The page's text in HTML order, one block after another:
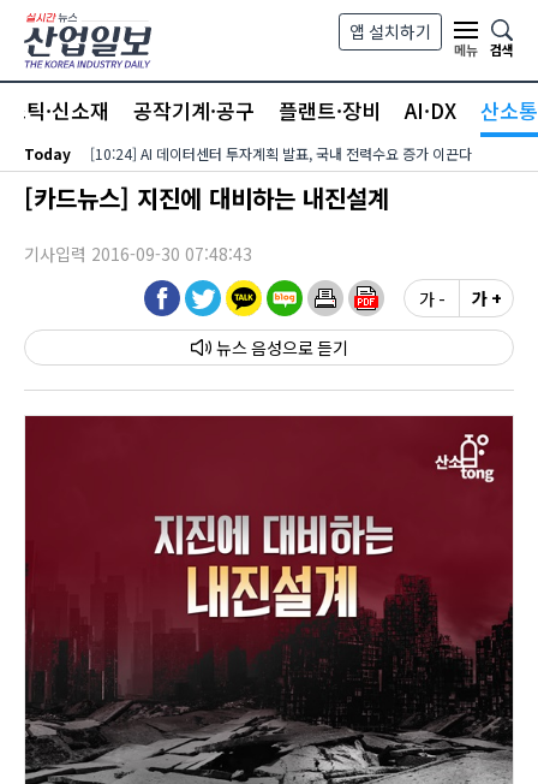
본문 바로가기
앱 설치하기
메뉴
검색
틱·신소재 공작기계·공구 플랜트·장비 AI·DX 산소통
Today [10:24] AI 데이터센터 투자계획 발표, 국내 전력수요 증가 이끈다
[카드뉴스] 지진에 대비하는 내진설계
기사입력 2016-09-30 07:48:43
뉴스 음성
가 - 가 +